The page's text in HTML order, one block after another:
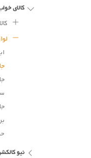
کالای
نیو